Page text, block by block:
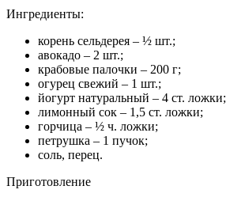
Ингредиенты:
корень сельдерея – ½ шт.;
авокадо – 2 шт.;
крабовые палочки – 200 г;
огурец свежий – 1 шт.;
йогурт натуральный – 4 ст. ложки;
лимонный сок – 1,5 ст. ложки;
горчица – ½ ч. ложки;
петрушка – 1 пучок;
соль, перец.
Приготовление